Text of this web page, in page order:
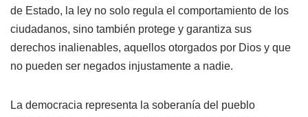
de Estado, la ley no solo regula el comportamiento de los
ciudadanos, sino también protege y garantiza sus
derechos inalienables, aquellos otorgados por Dios y que
no pueden ser negados injustamente a nadie.
La democracia representa la soberanía del pueblo